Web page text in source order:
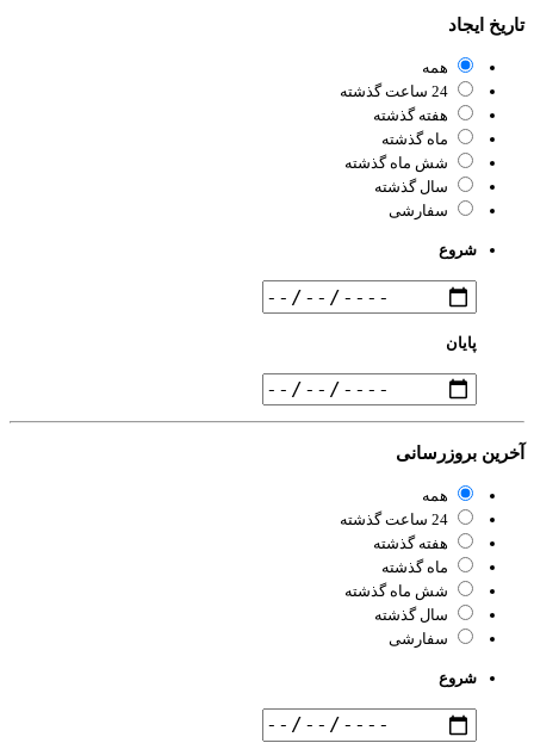
ایجاد
همه
24 ساعت گذشته
هفته گذشته
ماه گذشته
شش ماه گذشته
سال گذشته
سفارشی
شروع
پایان
بروزرسانی
همه
24 ساعت گذشته
هفته گذشته
ماه گذشته
شش ماه گذشته
سال گذشته
سفارشی
شروع